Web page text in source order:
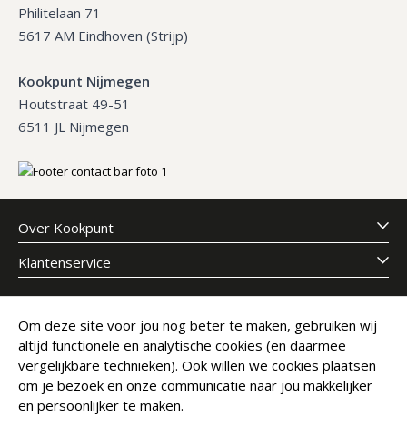
Philitelaan 71
5617 AM Eindhoven (Strijp)
Kookpunt Nijmegen
Houtstraat 49-51
6511 JL Nijmegen
Over Kookpunt
Klantenservice
Meld je aan voor onze nieuwsbrief
E-mailadres
Abonneer
Om deze site voor jou nog beter te maken, gebruiken wij
altijd functionele en analytische cookies (en daarmee
vergelijkbare technieken). Ook willen we cookies plaatsen
om je bezoek en onze communicatie naar jou makkelijker
en persoonlijker te maken.